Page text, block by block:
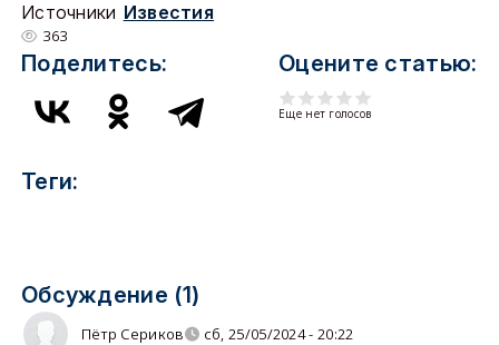
Источники Известия
363
Поделитесь: Оцените статью:
Еще нет голосов
Теги:
Обсуждение (1)
Пётр Сериков сб, 25/05/2024 - 20:22